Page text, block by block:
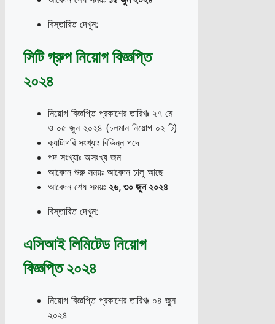
বিস্তারিত দেখুন:
সিটি গ্রুপ নিয়োগ বিজ্ঞপ্তি
২০২৪
নিয়োগ বিজ্ঞপ্তি প্রকাশের তারিখঃ ২৭ মে
ও ০৫ জুন ২০২৪ (চলমান নিয়োগ ০২ টি)
ক্যাটাগরি সংখ্যাঃ বিভিন্ন পদে
পদ সংখ্যাঃ অসংখ্য জন
আবেদন শুরু সময়ঃ আবেদন চালু আছে
আবেদন শেষ সময়ঃ ২৬, ৩০ জুন ২০২৪
বিস্তারিত দেখুন:
এসিআই লিমিটেড নিয়োগ
বিজ্ঞপ্তি ২০২৪
নিয়োগ বিজ্ঞপ্তি প্রকাশের তারিখঃ ০৪ জুন
২০২৪